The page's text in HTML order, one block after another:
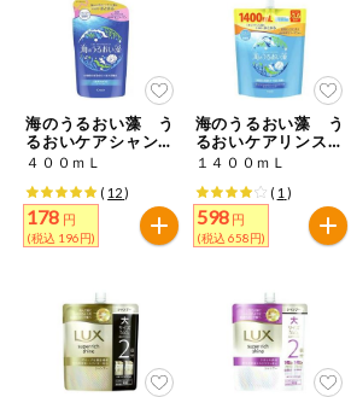
家庭用品から探す
目的から探す
毎週自動お届け商品を確認する
毎週自動お届け商品を修正する
いつでも注文（毎週企画）
レトルト・缶
詰・瓶詰
調味料・だ
し・油・ルー
おやつ
飲料
酒・ノンアル
コール
切り花・仏花
小麦 卵
落花生 かに
特定原材料に準ずるもの
アーモンド あわび
いくら オレンジ カ
キウイフルーツ 牛肉
さけ さば ゼラチン
海のうるおい藻 う
るおいケアシャンプ
ー 詰替用
４００ｍＬ
( 12)
178 円
(税込 196円)
海のうるおい藻 う
るおいケアリンスイ
ンシャンプー 詰替
１４００ｍＬ
( 1 )
598 円
(税込 658円)